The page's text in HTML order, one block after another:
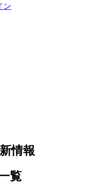
ン
情報
覧